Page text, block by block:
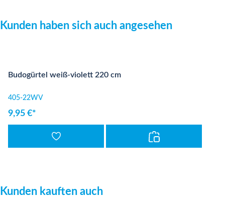
Produktgalerie überspringen
Kunden haben sich auch angesehen
Budogürtel weiß-violett 220 cm
405-22WV
9,95 €*
Produktgalerie überspringen
Kunden kauften auch